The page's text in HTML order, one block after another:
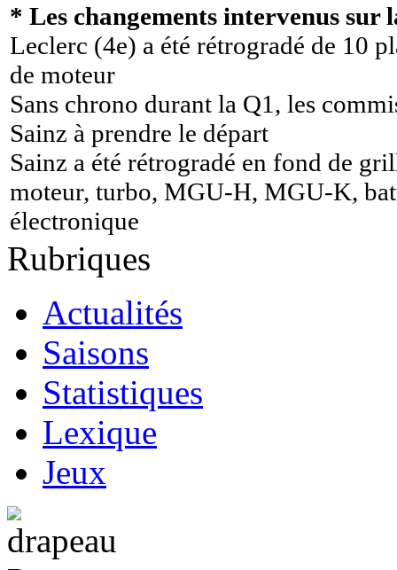
* Les changements intervenus sur
Leclerc (4e) a été rétrogradé de 10
de moteur
Sans chrono durant la Q1, les
Sainz à prendre le départ
Sainz a été rétrogradé en fond de
moteur, turbo, MGU-H, MGU-K,
électronique
Rubriques
Actualités
Saisons
Statistiques
Lexique
Jeux